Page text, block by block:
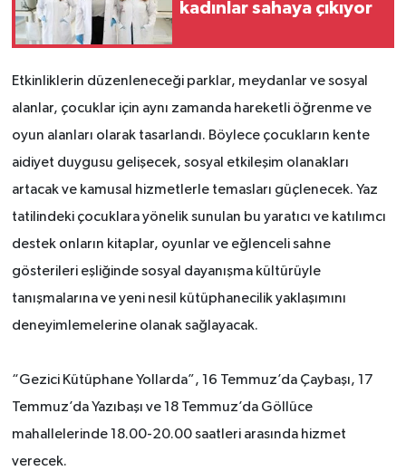
kadınlar sahaya çıkıyor
Etkinliklerin düzenleneceği parklar, meydanlar ve sosyal
alanlar, çocuklar için aynı zamanda hareketli öğrenme ve
oyun alanları olarak tasarlandı. Böylece çocukların kente
aidiyet duygusu gelişecek, sosyal etkileşim olanakları
artacak ve kamusal hizmetlerle temasları güçlenecek. Yaz
tatilindeki çocuklara yönelik sunulan bu yaratıcı ve katılımcı
destek onların kitaplar, oyunlar ve eğlenceli sahne
gösterileri eşliğinde sosyal dayanışma kültürüyle
tanışmalarına ve yeni nesil kütüphanecilik yaklaşımını
deneyimlemelerine olanak sağlayacak.
“Gezici Kütüphane Yollarda”, 16 Temmuz’da Çaybaşı, 17
Temmuz’da Yazıbaşı ve 18 Temmuz’da Göllüce
mahallelerinde 18.00-20.00 saatleri arasında hizmet
verecek.